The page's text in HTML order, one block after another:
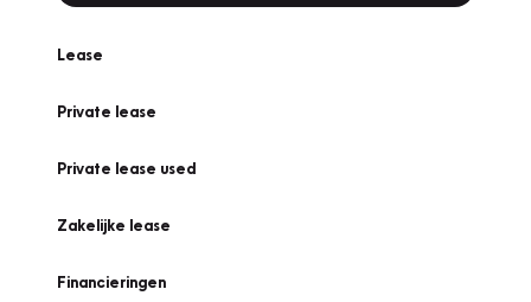
Lease
Private lease
Private lease used
Zakelijke lease
Financieringen